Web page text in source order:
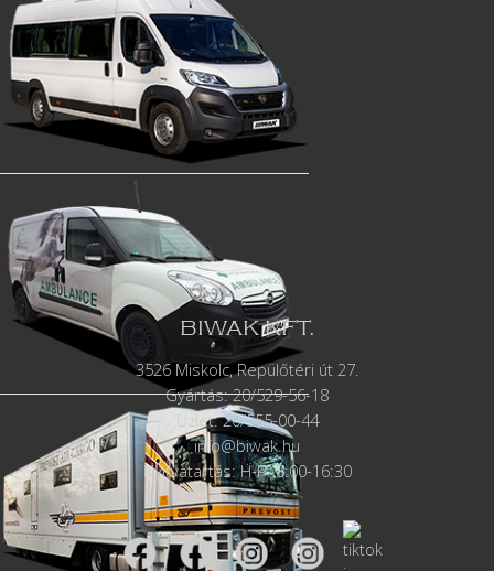
BIWAK KFT.
3526 Miskolc, Repülőtéri út 27.
Gyártás:20/529-56-18
Üzlet: 20/555-00-44
info@biwak.hu
Nyitvatartás: H-P: 8:00-16:30